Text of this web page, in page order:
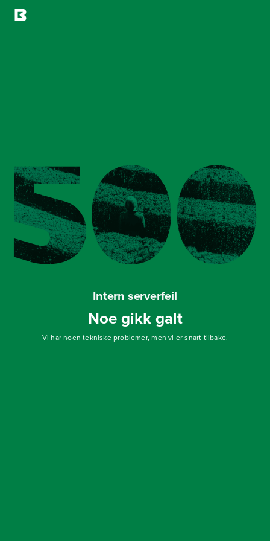
Intern serverfeil
Noe gikk galt
Vi har noen tekniske problemer, men vi er snart tilbake.